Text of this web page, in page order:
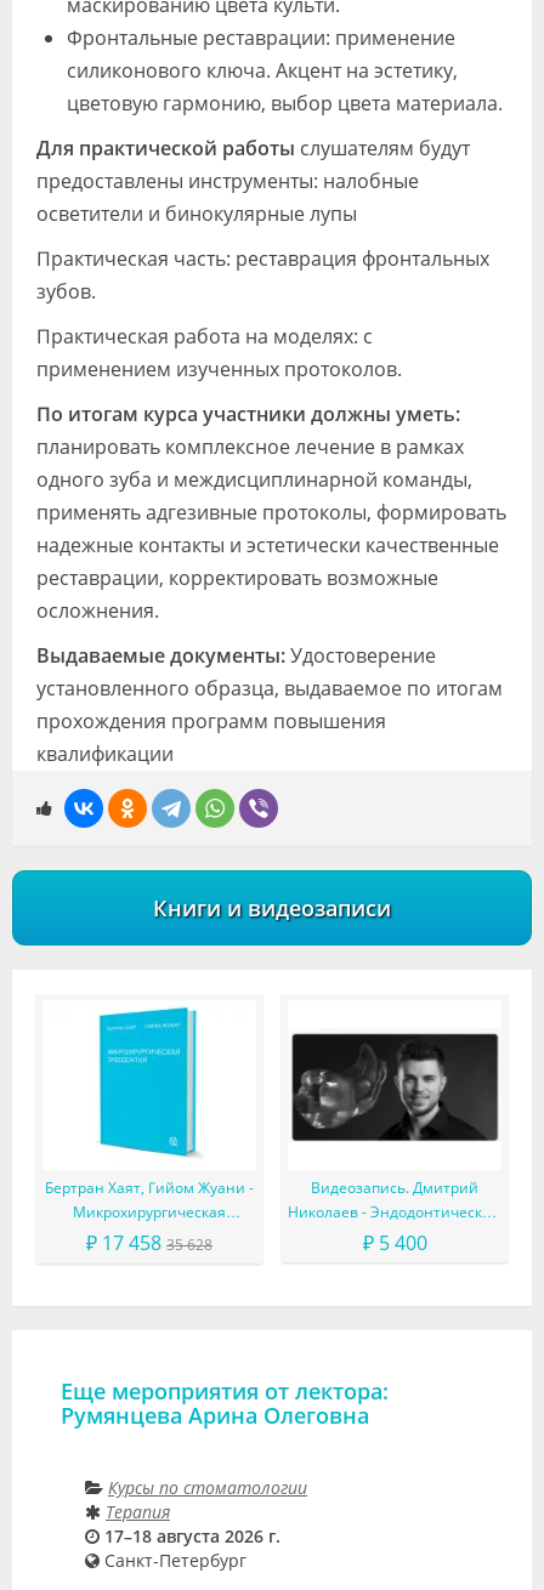
Фронтальные реставрации: применение
силиконового ключа. Акцент на эстетику,
цветовую гармонию, выбор цвета материала.
Для практической работы слушателям будут
предоставлены инструменты: налобные
осветители и бинокулярные лупы
Практическая часть: реставрация фронтальных
зубов.
Практическая работа на моделях: с
применением изученных протоколов.
По итогам курса участники должны уметь:
планировать комплексное лечение в рамках
одного зуба и междисциплинарной команды,
применять адгезивные протоколы, формировать
надежные контакты и эстетически качественные
реставрации, корректировать возможные
осложнения.
Выдаваемые документы:Удостоверение
установленного образца, выдаваемое по итогам
прохождения программ повышения
квалификации
Книги и видеозаписи
Бертран Хаят, Гийом Жуани -
Микрохирургическая
эндодонтия
₽ 17 458 35 628
Видеозапись. Дмитрий
Николаев - Эндодонтический
доступ: от простого к
₽ 5 400
Еще мероприятия от лектора:
Румянцева Арина Олеговна
Курсы по стоматологии
Терапия
17–18 августа 2026 г.
Санкт-Петербург